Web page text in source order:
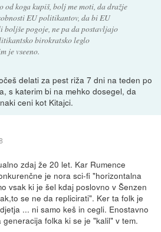
od koga kupiš, bolj me moti, da dražje
EU politikantov, da bi EU
boljše pogoje, ne pa da postavljajo
birokratsko leglo
je vseeno.
delati za pest riža 7 dni na teden po
s katerim bi na mehko dosegel, da
ceni kot Kitajci.
zdaj že 20 let. Kar Rumence
je nora sci-fi "horizontalna
vsak ki je šel kdaj poslovno v Šenzen
se ne da replicirati". Ker ta folk je
... ni samo keš in cegli. Enostavno
folka ki se je "kalil" v tem.